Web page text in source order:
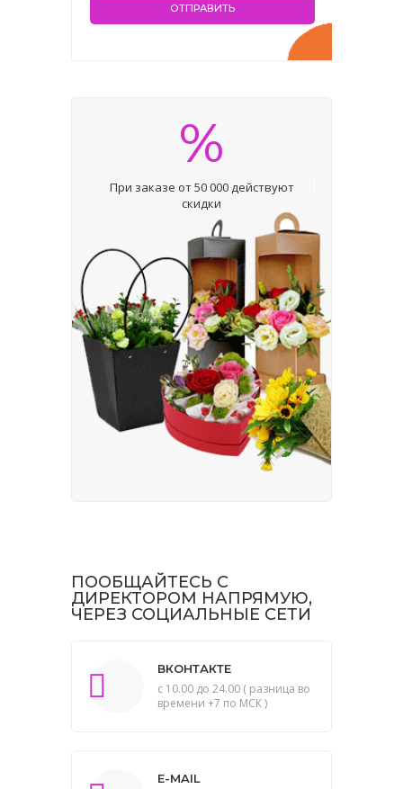
%
При заказе от 50 000 действуют
скидки
ПООБЩАЙТЕСЬ С
ДИРЕКТОРОМ НАПРЯМУЮ,
ЧЕРЕЗ СОЦИАЛЬНЫЕ СЕТИ
ВКОНТАКТЕ
с 10.00 до 24.00 ( разница во
времени +7 по МСК )
E-MAIL